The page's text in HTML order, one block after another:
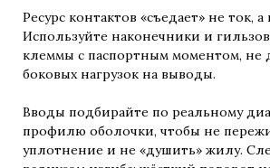
Ресурс контактов «съедает» не ток,
Используйте наконечники и
клеммы с паспортным моментом, не
боковых нагрузок на выводы.
Вводы подбирайте по реальному
профилю оболочки, чтобы не
уплотнение и не «душить» жилу.